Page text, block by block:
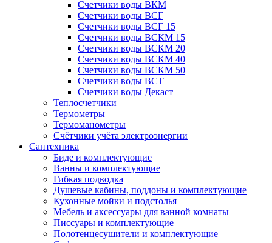
Счетчики воды ВКМ
Счетчики воды ВСГ
Счетчики воды ВСГ 15
Счетчики воды ВСКМ 15
Счетчики воды ВСКМ 20
Счетчики воды ВСКМ 40
Счетчики воды ВСКМ 50
Счетчики воды ВСТ
Счетчики воды Декаст
Теплосчетчики
Термометры
Термоманометры
Счётчики учёта электроэнергии
Сантехника
Биде и комплектующие
Ванны и комплектующие
Гибкая подводка
Душевые кабины, поддоны и комплектующие
Кухонные мойки и подстолья
Мебель и аксессуары для ванной комнаты
Писсуары и комплектующие
Полотенцесушители и комплектующие